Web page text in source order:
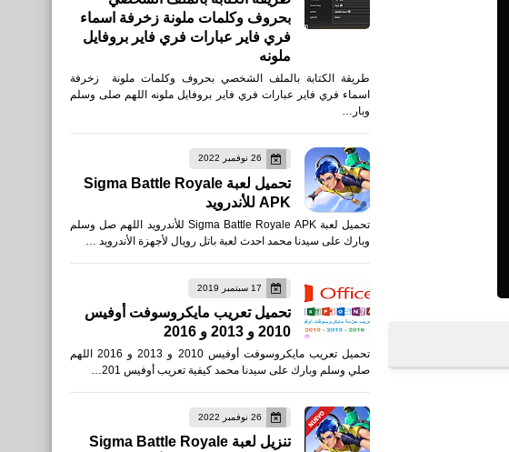
بحروف وكلمات ملونة زخرفة اسماء
فري فاير عبارات فري فاير بروفايل
ملونه
طريقة الكتابة بالملف الشخصي بحروف وكلمات ملونة زخرفة
اسماء فري فاير عبارات فري فاير بروفايل ملونه اللهم صلى وسلم
وبار…
26 نوفمبر 2022
تحميل لعبة Sigma Battle Royale
APK للأندرويد
تحميل لعبة Sigma Battle Royale APK للأندرويد اللهم صل وسلم
وبارك على سيدنا محمد احدث لعبة باتل رويال لأجهزة الأندرويد …
17 سبتمبر 2019
تحميل تعريب مايكروسوفت أوفيس
2010 و 2013 و 2016
تحميل تعريب مايكروسوفت أوفيس 2010 و 2013 و 2016 اللهم
صلي وسلم وبارك على سيدنا محمد كيفية تعريب أوفيس 201…
26 نوفمبر 2022
تنزيل لعبة Sigma Battle Royale